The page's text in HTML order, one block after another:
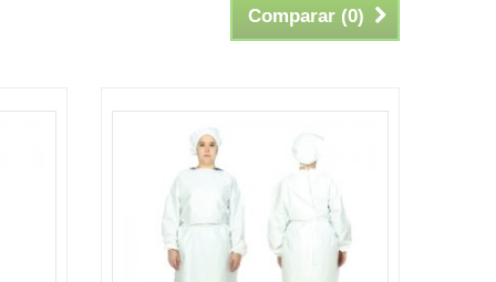
Comparar (0)